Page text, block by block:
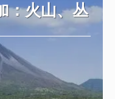
：火山、丛